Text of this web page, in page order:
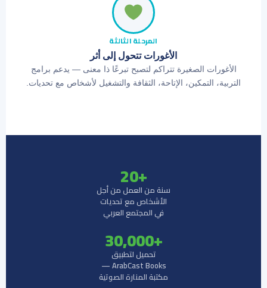
المرحلة الثالثة
الأغورات تتحول إلى أثر
الأغورات الصغيرة تتراكم لتصبح تبرعًا ذا معنى — يدعم برامج
التربية، التمكين، الإتاحة، الثقافة والتشغيل لأشخاص مع تحديات.
+20
سنة من العمل من أجل
الأشخاص مع تحديات
في المجتمع العربي
+30,000تحميل لتطبيق
ArabCast Books —
مكتبة المنارة الصوتية